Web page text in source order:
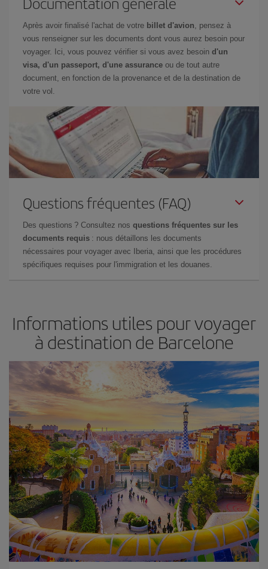
Après avoir finalisé l'achat de votre billet d'avion, pensez à
vous renseigner sur les documents dont vous aurez besoin pour
voyager. Ici, vous pouvez vérifier si vous avez besoin d'un
visa, d'un passeport, d'une assurance ou de tout autre
document, en fonction de la provenance et de la destination de
votre vol.
Questions fréquentes (FAQ)
Des questions ? Consultez nos questions fréquentes sur les
documents requis : nous détaillons les documents
nécessaires pour voyager avec Iberia, ainsi que les procédures
spécifiques requises pour l'immigration et les douanes.
Informations utiles pour voyager
à destination de Barcelone